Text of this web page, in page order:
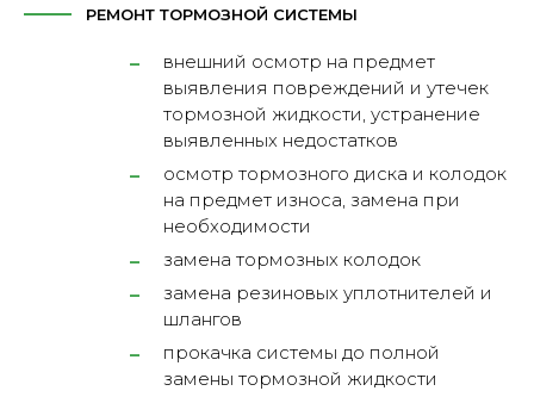
РЕМОНТ ТОРМОЗНОЙ СИСТЕМЫ
внешний осмотр на предмет
выявления повреждений и утечек
тормозной жидкости, устранение
выявленных недостатков
осмотр тормозного диска и колодок
на предмет износа, замена при
необходимости
замена тормозных колодок
замена резиновых уплотнителей и
шлангов
прокачка системы до полной
замены тормозной жидкости